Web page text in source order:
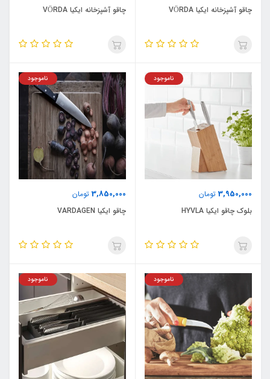
چاقو آشپزخانه ایکیا VÖRDA
چاقو آشپزخانه ایکیا VÖRDA
3,950,000 تومان
ناموجود
بلوک چاقو ایکیا HYVLA
3,850,000 تومان
ناموجود
چاقو ایکیا VARDAGEN
ناموجود ناموجود